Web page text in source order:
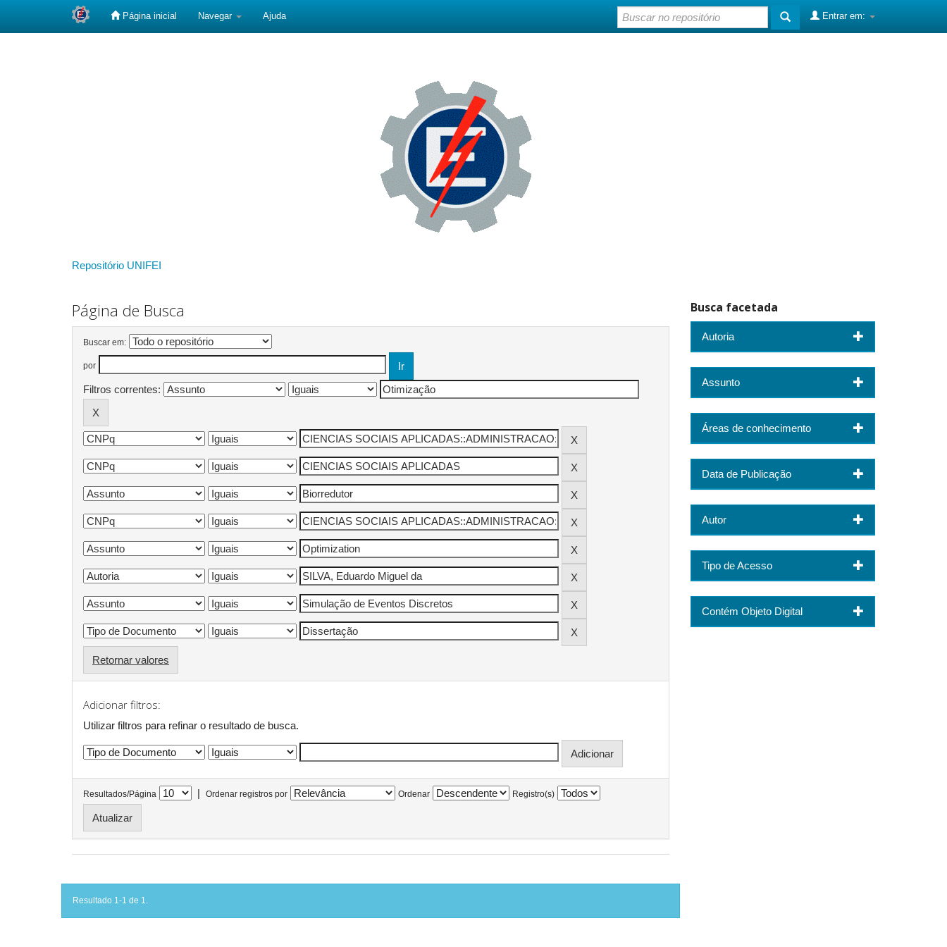
Página inicial Navegar Ajuda Entrar em:
Repositório UNIFEI
Página de Busca
Buscar em:
por
Filtros correntes:
Retornar valores
Adicionar filtros:
Utilizar filtros para refinar o resultado de busca.
Resultados/Página | Ordenar registros por Ordenar Registro(s)
Resultado 1-1 de 1.
Busca facetada
Autoria
Assunto
Áreas de conhecimento
Data de Publicação
Autor
Tipo de Acesso
Contém Objeto Digital